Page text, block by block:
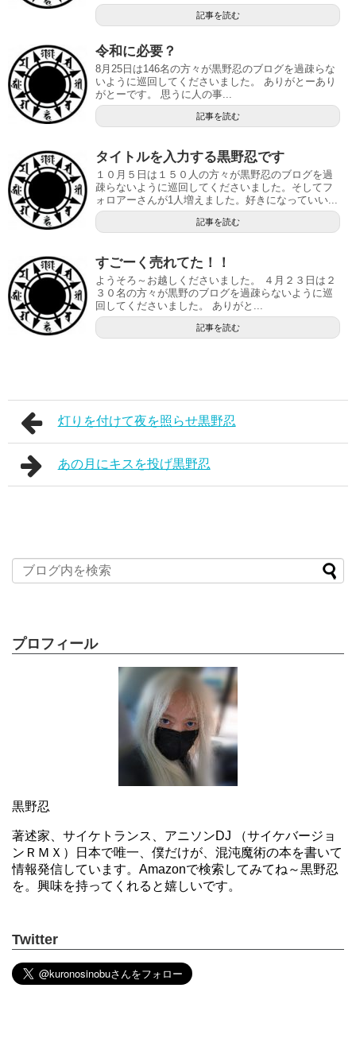
記事を読む
令和に必要？
8月25日は146名の方々が黒野忍のブログを過疎らな
いように巡回してくださいました。 ありがとーあり
がとーです。 思うに人の事...
記事を読む
タイトルを入力する黒野忍です
１０月５日は１５０人の方々が黒野忍のブログを過
疎らないように巡回してくださいました。そしてフ
ォロアーさんが1人増えました。好きになっていい...
記事を読む
すごーく売れてた！！
ようそろ～お越しくださいました。 ４月２３日は２
３０名の方々が黒野のブログを過疎らないように巡
回してくださいました。 ありがと...
記事を読む
灯りを付けて夜を照らせ黒野忍
あの月にキスを投げ黒野忍
プロフィール
黒野忍
著述家、サイケトランス、アニソンDJ （サイケバージョ
ンＲＭＸ）日本で唯一、僕だけが、混沌魔術の本を書いて
情報発信しています。Amazonで検索してみてね～黒野忍
を。興味を持ってくれると嬉しいです。
Twitter